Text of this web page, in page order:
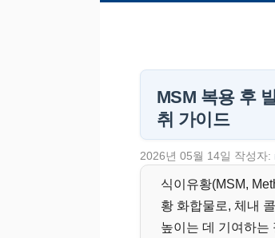
MSM 복용 후
취 가이드
2026년 05월 14일 작성자:
식이유황(MSM,
황 화합물로, 체내
높이는 데 기여하는